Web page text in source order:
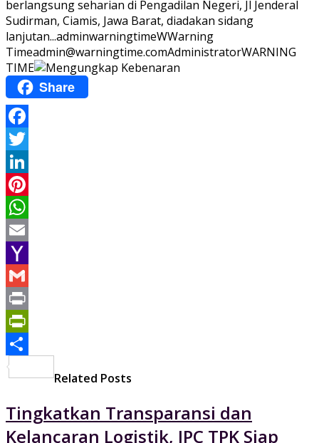
berlangsung seharian di Pengadilan Negeri, Jl Jenderal
Sudirman, Ciamis, Jawa Barat, diadakan sidang
lanjutan...adminwarningtimeWWarning
Timeadmin@warningtime.comAdministratorWARNING
TIME
Share
Facebook
Twitter
LinkedIn
Pinterest
WhatsApp
Email
Yahoo
Mail
Gmail
Print
PrintFriendly
Related Posts
Tingkatkan Transparansi dan
Kelancaran Logistik, IPC TPK Siap